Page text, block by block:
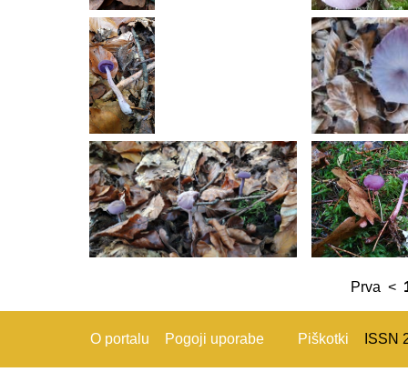
Prva <
O portalu Pogoji uporabe Piškotki ISSN